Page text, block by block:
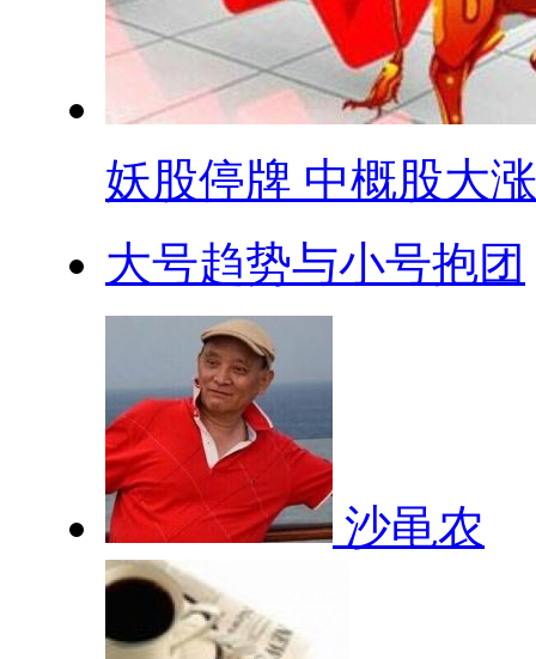
妖股停牌 中概股大
大号趋势与小号抱团
沙黾农